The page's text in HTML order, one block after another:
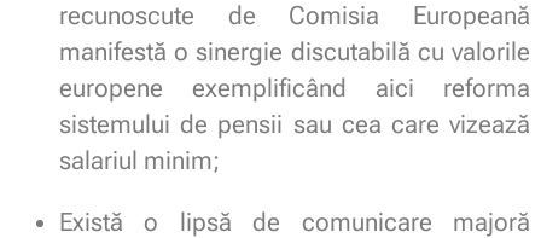
recunoscute de Comisia Europeană
manifestă o sinergie discutabilă cu valorile
europene exemplificând aici reforma
sistemului de pensii sau cea care vizează
salariul minim;
Există o lipsă de comunicare majoră